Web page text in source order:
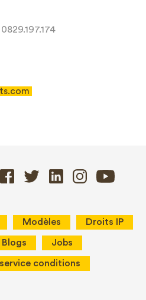
Modèles Droits IP
Blogs Jobs
conditions